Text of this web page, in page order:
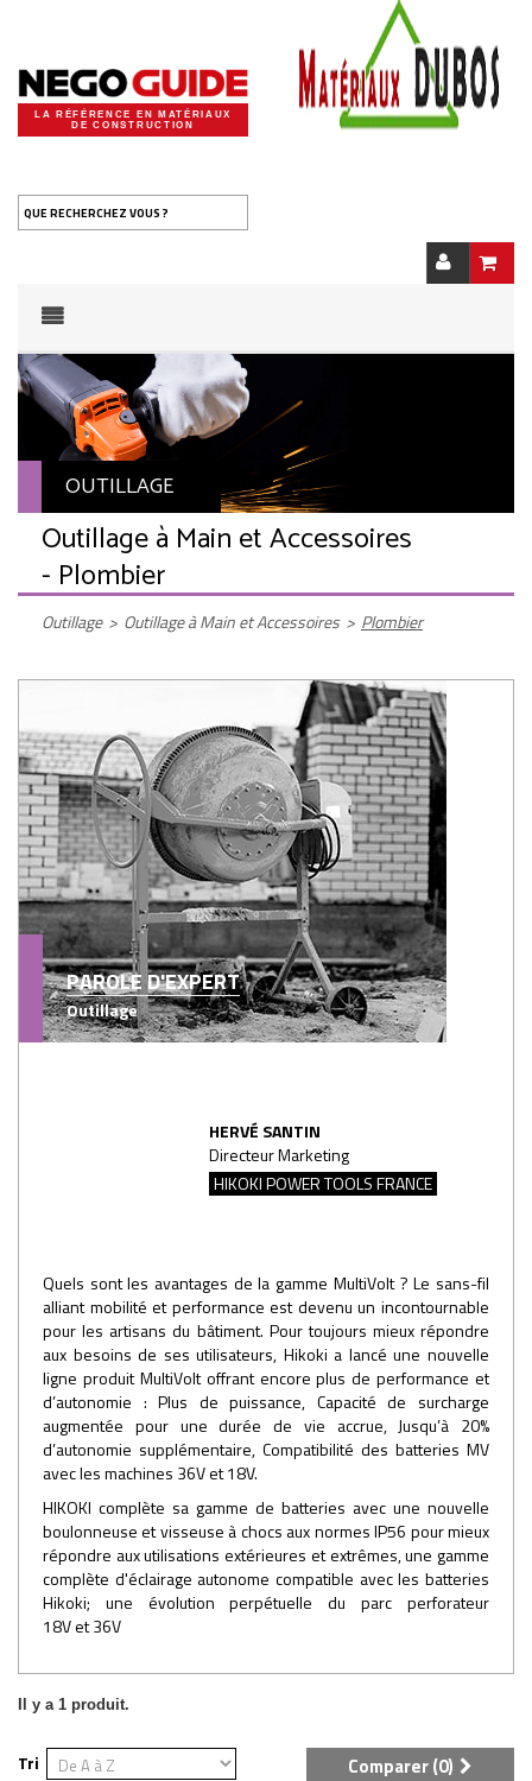
LA RÉFÉRENCE EN MATÉRIAUX
DE CONSTRUCTION
QUE RECHERCHEZ VOUS ?
OUTILLAGE
Outillage à Main et Accessoires
- Plombier
Outillage > Outillage à Main et Accessoires > Plombier
PAROLE D'EXPERT
Outillage
HERVÉ SANTIN
Directeur Marketing
HIKOKI POWER TOOLS FRANCE
Quels sont les avantages de la gamme MultiVolt ? Le sans-fil
alliant mobilité et performance est devenu un incontournable
pour les artisans du bâtiment. Pour toujours mieux répondre
aux besoins de ses utilisateurs, Hikoki a lancé une nouvelle
ligne produit MultiVolt offrant encore plus de performance et
d’autonomie : Plus de puissance, Capacité de surcharge
augmentée pour une durée de vie accrue, Jusqu’à 20%
d’autonomie supplémentaire, Compatibilité des batteries MV
avec les machines 36V et 18V.
HIKOKI complète sa gamme de batteries avec une nouvelle
boulonneuse et visseuse à chocs aux normes IP56 pour mieux
répondre aux utilisations extérieures et extrêmes, une gamme
complète d'éclairage autonome compatible avec les batteries
Hikoki; une évolution perpétuelle du parc perforateur
18V et 36V
Il y a 1 produit.
Tri Comparer (0)